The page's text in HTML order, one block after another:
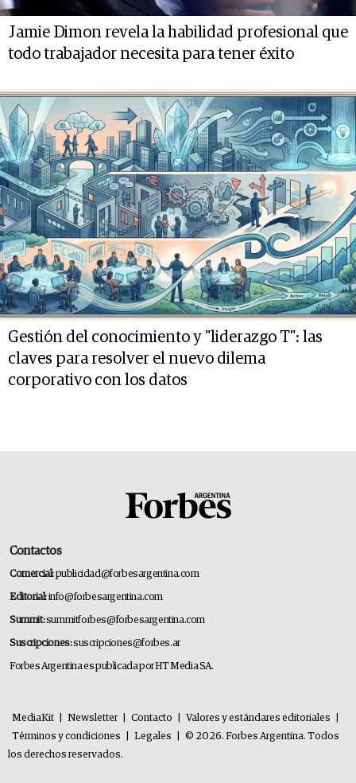
Jamie Dimon revela la habilidad profesional que
todo trabajador necesita para tener éxito
Gestión del conocimiento y "liderazgo T": las
claves para resolver el nuevo dilema
corporativo con los datos
Contactos
Comercial:publicidad@forbesargentina.com
Editorial:info@forbesargentina.com
Summit:summitforbes@forbesargentina.com
Suscripciones:suscripciones@forbes.ar
Forbes Argentina es publicada por HT Media SA.
MediaKit Newsletter Contacto Valores y estándares editoriales
Términos y condiciones
Legales
© 2026. Forbes Argentina. Todos
los derechos reservados.